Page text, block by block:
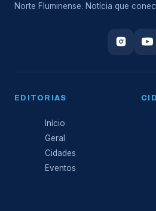
Norte Fluminense. Notícia que
EDITORIAS
Início
Geral
Cidades
Eventos